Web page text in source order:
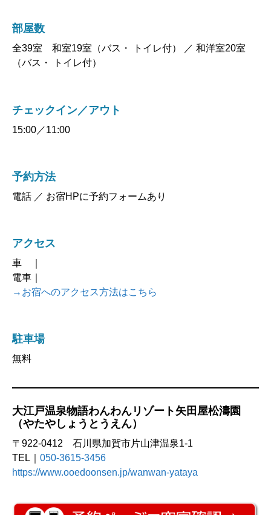
部屋数
全39室 和室19室（バス・ トイレ付） ／ 和洋室20室
（バス・ トイレ付）
チェックイン／アウト
15:00／11:00
予約方法
電話 ／ お宿HPに予約フォームあり
アクセス
車 ｜
電車｜
→お宿へのアクセス方法はこちら
駐車場
無料
大江戸温泉物語わんわんリゾート矢田屋松濤園
（やたやしょうとうえん）
〒922-0412 石川県加賀市片山津温泉1-1
TEL｜ 050-3615-3456
https://www.ooedoonsen.jp/wanwan-yataya